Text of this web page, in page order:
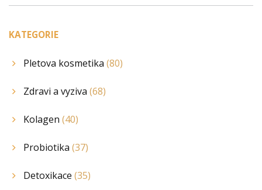
KATEGORIE
Pletova kosmetika (80)
Zdravi a vyziva (68)
Kolagen (40)
Probiotika (37)
Detoxikace (35)